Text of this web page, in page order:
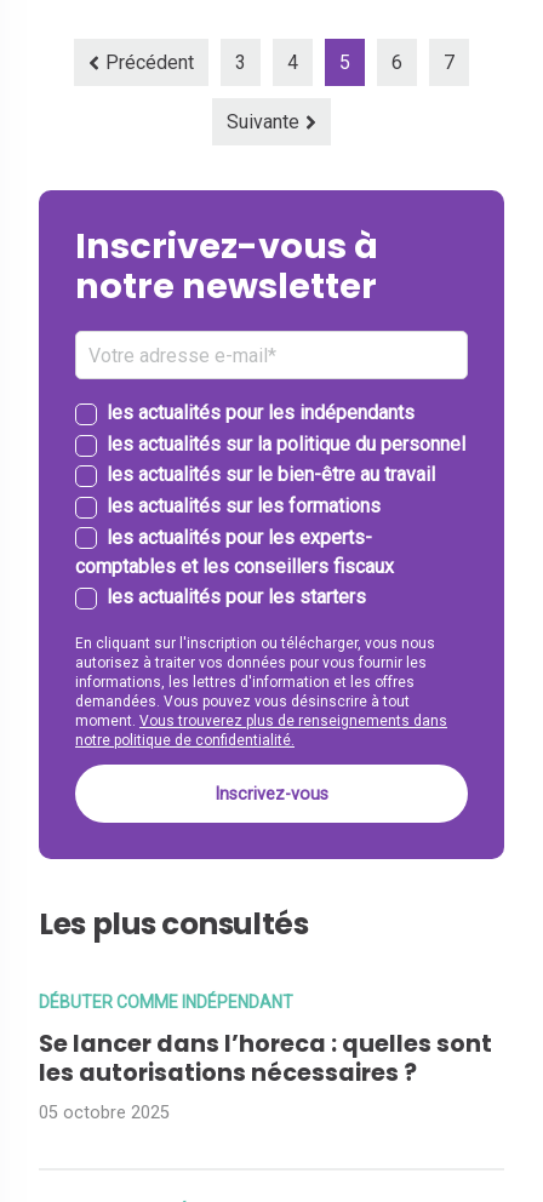
Précédent 3 4 5 6 7
Suivante
Inscrivez-vous à
notre newsletter
les actualités pour les indépendants
les actualités sur la politique du personnel
les actualités sur le bien-être au travail
les actualités sur les formations
les actualités pour les experts-
comptables et les conseillers fiscaux
les actualités pour les starters
En cliquant sur l'inscription ou télécharger, vous nous
autorisez à traiter vos données pour vous fournir les
informations, les lettres d'information et les offres
demandées. Vous pouvez vous désinscrire à tout
moment. Vous trouverez plus de renseignements dans
notre politique de confidentialité.
Les plus consultés
DÉBUTER COMME INDÉPENDANT
Se lancer dans l’horeca : quelles sont
les autorisations nécessaires ?
05 octobre 2025